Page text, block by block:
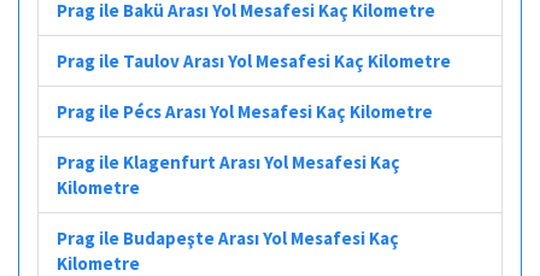
Prag ile Bakü Arası Yol Mesafesi Kaç Kilometre
Prag ile Taulov Arası Yol Mesafesi Kaç Kilometre
Prag ile Pécs Arası Yol Mesafesi Kaç Kilometre
Prag ile Klagenfurt Arası Yol Mesafesi Kaç
Kilometre
Prag ile Budapeşte Arası Yol Mesafesi Kaç
Kilometre